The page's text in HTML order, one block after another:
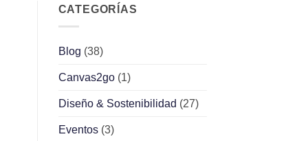
CATEGORÍAS
Blog (38)
Canvas2go(1)
Diseño & Sostenibilidad (27)
Eventos(3)